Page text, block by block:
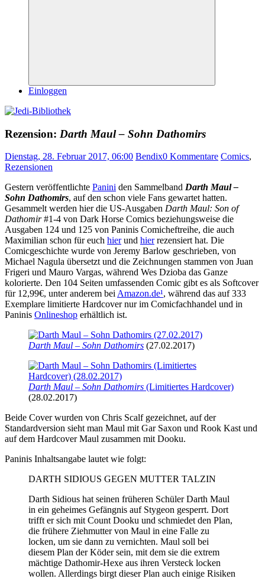
Suchen
Einloggen
Rezension: Darth Maul – Sohn Dathomirs
Dienstag, 28. Februar 2017, 06:00 Bendix0 Kommentare Comics,
Rezensionen
Gestern veröffentlichte Panini den Sammelband Darth Maul –
Sohn Dathomirs, auf den schon viele Fans gewartet hatten.
Gesammelt werden hier die US-Ausgaben Darth Maul: Son of
Dathomir#1-4 von Dark Horse Comics beziehungsweise die
Ausgaben 124 und 125 von Paninis Comicheftreihe, die auch
Maximilian schon für euch hierund hierrezensiert hat. Die
Comicgeschichte wurde von Jeremy Barlow geschrieben, von
Michael Nagula übersetzt und die Zeichnungen stammen von Juan
Frigeri und Mauro Vargas, während Wes Dzioba das Ganze
kolorierte. Den 104 Seiten umfassenden Comic gibt es als Softcover
für 12,99€, unter anderem beiAmazon.de¹, während das auf 333
Exemplare limitierte Hardcover nur im Comicfachhandel und in
Paninis Onlineshop erhältlich ist.
Darth Maul – Sohn Dathomirs (27.02.2017)
Darth Maul – Sohn Dathomirs (Limitiertes Hardcover)
(28.02.2017)
Beide Cover wurden von Chris Scalf gezeichnet, auf der
Standardversion sieht man Maul mit Gar Saxon und Rook Kast und
auf dem Hardcover Maul zusammen mit Dooku.
Paninis Inhaltsangabe lautet wie folgt:
DARTH SIDIOUS GEGEN MUTTER TALZIN
Darth Sidious hat seinen früheren Schüler Darth Maul
in ein geheimes Gefängnis auf Stygeon gesperrt. Dort
trifft er sich mit Count Dooku und schmiedet den Plan,
die frühere Ziehmutter von Maul in eine Falle zu
locken, um sie dann zu vernichten. Maul soll bei
diesem Plan der Köder sein, mit dem sie die extrem
mächtige Dathomir-Hexe aus ihren Versteck locken
wollen. Allerdings birgt dieser Plan auch einige Risiken